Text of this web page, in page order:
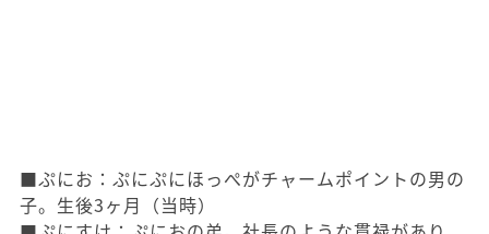
■ぷにお：ぷにぷにほっぺがチャームポイントの男の
子。生後3ヶ月（当時）